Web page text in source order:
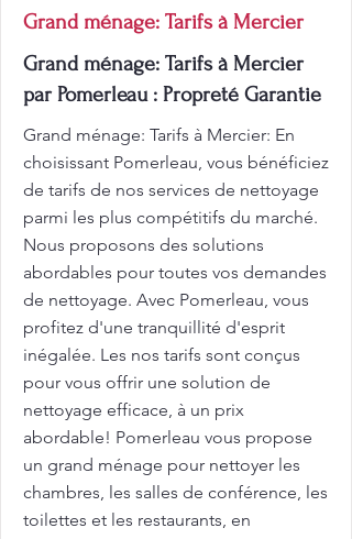
Grand ménage: Tarifs à Mercier
Grand ménage: Tarifs à Mercier
par Pomerleau : Propreté Garantie
Grand ménage: Tarifs à Mercier: En
choisissant Pomerleau, vous bénéficiez
de tarifs de nos services de nettoyage
parmi les plus compétitifs du marché.
Nous proposons des solutions
abordables pour toutes vos demandes
de nettoyage. Avec Pomerleau, vous
profitez d'une tranquillité d'esprit
inégalée. Les nos tarifs sont conçus
pour vous offrir une solution de
nettoyage efficace, à un prix
abordable! Pomerleau vous propose
un grand ménage pour nettoyer les
chambres, les salles de conférence, les
toilettes et les restaurants, en